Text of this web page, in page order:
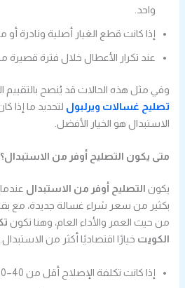
واحد.
إذا كانت قطع الغيار أصلية ونادرة أو
عند تكرار الأعطال خلال فترة قصيرة
وفي مثل هذه الحالات قد يُنصح
تصليح غسالات ويرلبول لتحديد ما إذا
الاستبدال هو الخيار الأفضل.
متى يكون التصليح أوفر من الاستبدال؟
يكون التصليح أوفر من الاستبدال
بكثير من سعر شراء غسالة جديدة، مع
من حيث العمر والأداء العام، وهنا تكون
الكويت خيارًا اقتصاديًا أكثر من الاستبدال.
إذا كانت تكلفة الإصلاح أقل من 40–50% من سعر غسالة جديدة.